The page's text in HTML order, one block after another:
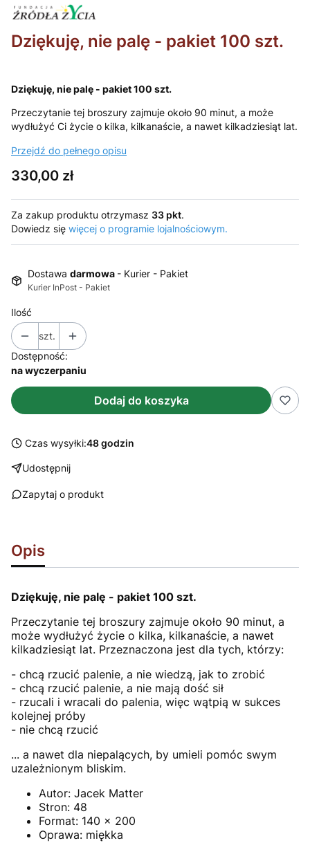
Dziękuję, nie palę - pakiet 100 szt.
Dziękuję, nie palę - pakiet 100 szt.
Przeczytanie tej broszury zajmuje około 90 minut, a może
wydłużyć Ci życie o kilka, kilkanaście, a nawet kilkadziesiąt lat.
Przejdź do pełnego opisu
Cena
330,00 zł
Za zakup produktu otrzymasz 33 pkt.
Dowiedz się więcej o programie lojalnościowym.
Dostawa darmowa - Kurier - Pakiet
Kurier InPost - Pakiet
Ilość
szt.
Dostępność:
na wyczerpaniu
Dodaj do koszyka
Czas wysyłki:48 godzin
Udostępnij
Zapytaj o produkt
Opis
Dziękuję, nie palę - pakiet 100 szt.
Przeczytanie tej broszury zajmuje około 90 minut, a
może wydłużyć życie o kilka, kilkanaście, a nawet
kilkadziesiąt lat. Przeznaczona jest dla tych, którzy:
- chcą rzucić palenie, a nie wiedzą, jak to zrobić
- chcą rzucić palenie, a nie mają dość sił
- rzucali i wracali do palenia, więc wątpią w sukces
kolejnej próby
- nie chcą rzucić
... a nawet dla niepalących, by umieli pomóc swym
uzależnionym bliskim.
Autor: Jacek Matter
Stron: 48
Format: 140 x 200
Oprawa: miękka